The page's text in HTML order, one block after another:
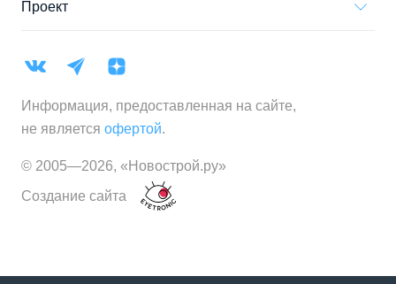
Проект
Информация, предоставленная на сайте,
не является офертой.
© 2005—2026, «Новострой.ру»
Создание сайта